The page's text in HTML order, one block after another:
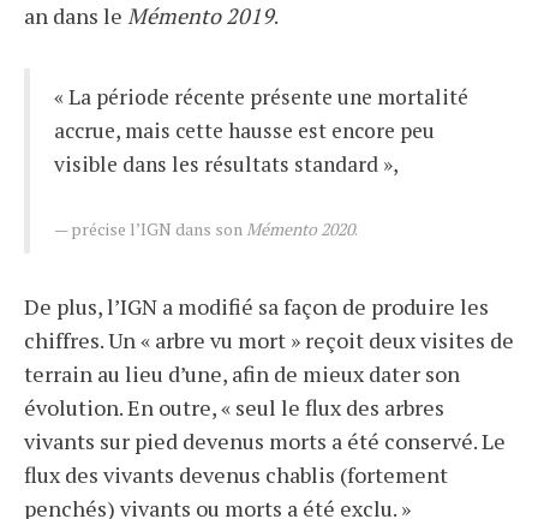
an dans le Mémento 2019.
« La période récente présente une mortalité
accrue, mais cette hausse est encore peu
visible dans les résultats standard »,
précise l’IGN dans sonMémento 2020.
De plus, l’IGN a modifié sa façon de produire les
chiffres. Un « arbre vu mort » reçoit deux visites de
terrain au lieu d’une, afin de mieux dater son
évolution. En outre, « seul le flux des arbres
vivants sur pied devenus morts a été conservé. Le
flux des vivants devenus chablis (fortement
penchés) vivants ou morts a été exclu. »